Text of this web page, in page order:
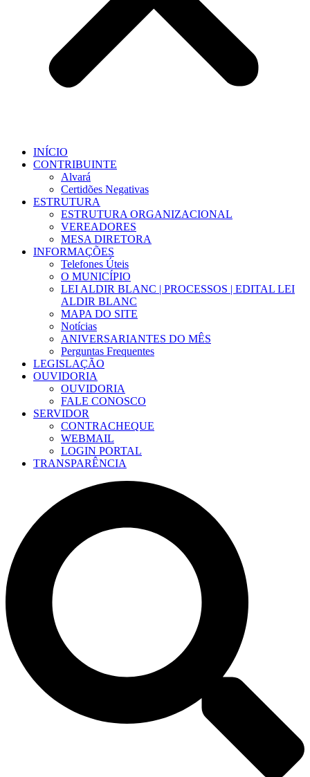
INÍCIO
CONTRIBUINTE
Alvará
Certidões Negativas
ESTRUTURA
ESTRUTURA ORGANIZACIONAL
VEREADORES
MESA DIRETORA
INFORMAÇÕES
Telefones Úteis
O MUNICÍPIO
LEI ALDIR BLANC | PROCESSOS | EDITAL LEI
ALDIR BLANC
MAPA DO SITE
Notícias
ANIVERSARIANTES DO MÊS
Perguntas Frequentes
LEGISLAÇÃO
OUVIDORIA
OUVIDORIA
FALE CONOSCO
SERVIDOR
CONTRACHEQUE
WEBMAIL
LOGIN PORTAL
TRANSPARÊNCIA